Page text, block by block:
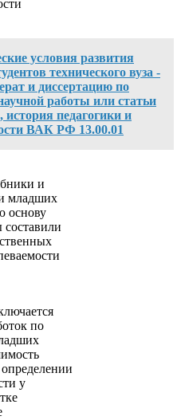
условия развития
технического вуза -
и диссертацию по
работы или статьи
педагогики и
ВАК РФ 13.00.01
и
младших
основу
составили
по
у